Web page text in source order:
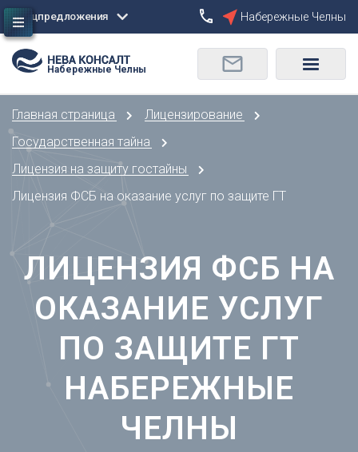
Сбросить
Москва
Санкт-Петербург
Астрахань
Б
Барнаул
Брянск
В
Владивосток
Владикавказ
Владимир
Волгоград
Воронеж
О
Орел
Пенза
Ростов-на-Дону
Рязань
С
Самара
Саранск
Севастополь
Смоленск
Спецпредложения Набережные Челны
Набережные Челны
Главная страница
Лицензирование
Государственная тайна
Лицензия на защиту гостайны
Лицензия ФСБ на оказание услуг по защите ГТ
ЛИЦЕНЗИЯ ФСБ НА
ОКАЗАНИЕ УСЛУГ
ПО ЗАЩИТЕ ГТ
НАБЕРЕЖНЫЕ
ЧЕЛНЫ